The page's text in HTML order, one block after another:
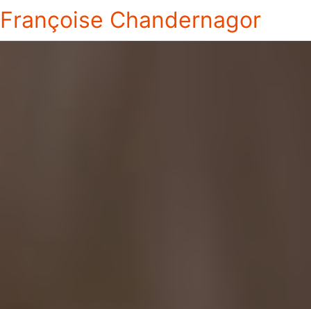
Françoise Chandernagor